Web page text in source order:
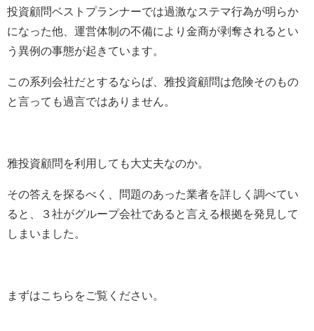
投資顧問ベストプランナーでは過激なステマ行為が明らか
になった他、運営体制の不備により金商が剥奪されるとい
う異例の事態が起きています。
この系列会社だとするならば、雅投資顧問は危険そのもの
と言っても過言ではありません。
雅投資顧問を利用しても大丈夫なのか。
その答えを探るべく、問題のあった業者を詳しく調べてい
ると、３社がグループ会社であると言える根拠を発見して
しまいました。
まずはこちらをご覧ください。